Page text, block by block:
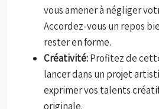
vous amener à négliger
Accordez-vous un repos
rester en forme.
Créativité:Profitez de
lancer dans un projet
exprimer vos talents
originale.